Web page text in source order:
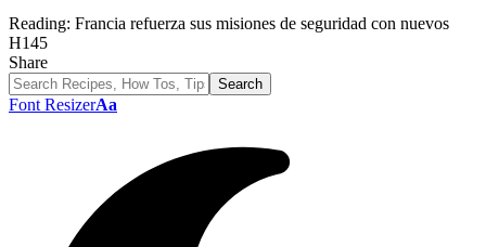
Reading: Francia refuerza sus misiones de seguridad con nuevos
H145
Share
Font ResizerAa